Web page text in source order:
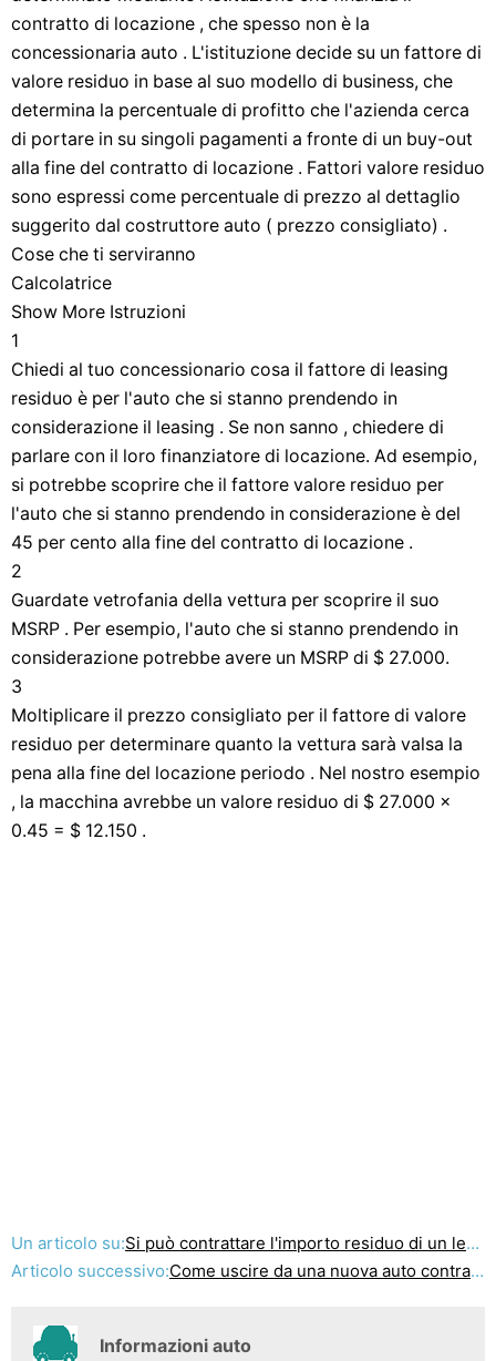
contratto di locazione , che spesso non è la
concessionaria auto . L'istituzione decide su un fattore di
valore residuo in base al suo modello di business, che
determina la percentuale di profitto che l'azienda cerca
di portare in su singoli pagamenti a fronte di un buy-out
alla fine del contratto di locazione . Fattori valore residuo
sono espressi come percentuale di prezzo al dettaglio
suggerito dal costruttore auto ( prezzo consigliato) .
Cose che ti serviranno
Calcolatrice
Show More Istruzioni
1
Chiedi al tuo concessionario cosa il fattore di leasing
residuo è per l'auto che si stanno prendendo in
considerazione il leasing . Se non sanno , chiedere di
parlare con il loro finanziatore di locazione. Ad esempio,
si potrebbe scoprire che il fattore valore residuo per
l'auto che si stanno prendendo in considerazione è del
45 per cento alla fine del contratto di locazione .
2
Guardate vetrofania della vettura per scoprire il suo
MSRP . Per esempio, l'auto che si stanno prendendo in
considerazione potrebbe avere un MSRP di $ 27.000.
3
Moltiplicare il prezzo consigliato per il fattore di valore
residuo per determinare quanto la vettura sarà valsa la
pena alla fine del locazione periodo . Nel nostro esempio
, la macchina avrebbe un valore residuo di $ 27.000 x
0.45 = $ 12.150 .
Un articolo su:Si può contrattare l'importo residuo di un leasing BMW Car?
Articolo successivo:Come uscire da una nuova auto contratto
Informazioni auto